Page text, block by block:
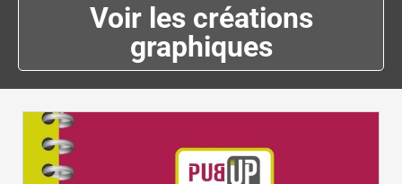
Voir les créations
graphiques